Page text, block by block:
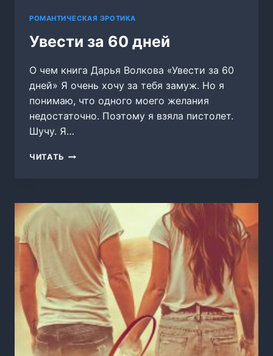
РОМАНТИЧЕСКАЯ ЭРОТИКА
Увести за 60 дней
О чем книга Дарья Волкова «Увести за 60
дней» Я очень хочу за тебя замуж. Но я
понимаю, что одного моего желания
недостаточно. Поэтому я взяла пистолет.
Шучу. Я…
ЧИТАТЬ УВЕСТИ